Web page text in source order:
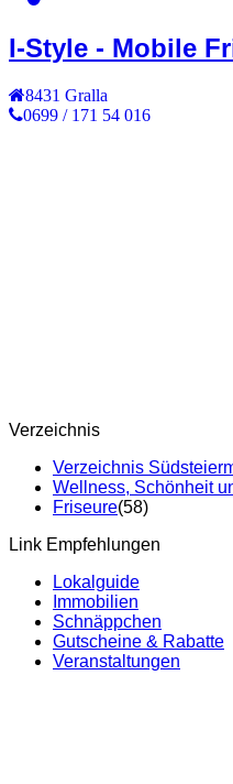
I-Style - Mobile
8431 Gralla
0699 / 171 54 016
Verzeichnis
Verzeichnis
Wellness, Schönheit
Friseure(58)
Link Empfehlungen
Lokalguide
Immobilien
Schnäppchen
Gutscheine & Rabatte
Veranstaltungen